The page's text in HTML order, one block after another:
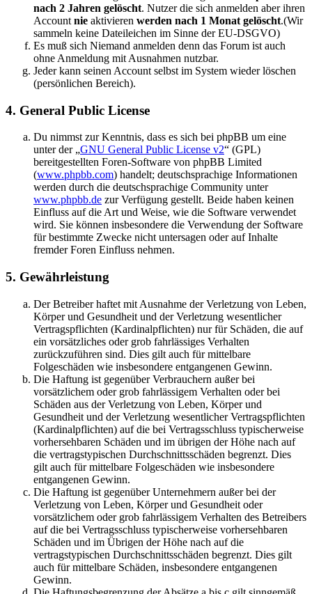
nach 2 Jahren gelöscht. Nutzer die sich anmelden aber ihren
Account nie aktivieren werden nach 1 Monat gelöscht.(Wir
sammeln keine Dateileichen im Sinne der EU-DSGVO)
Es muß sich Niemand anmelden denn das Forum ist auch
ohne Anmeldung mit Ausnahmen nutzbar.
Jeder kann seinen Account selbst im System wieder löschen
(persönlichen Bereich).
4. General Public License
Du nimmst zur Kenntnis, dass es sich bei phpBB um eine
unter der „GNU General Public License v2“ (GPL)
bereitgestellten Foren-Software von phpBB Limited
(www.phpbb.com) handelt; deutschsprachige Informationen
werden durch die deutschsprachige Community unter
www.phpbb.de zur Verfügung gestellt. Beide haben keinen
Einfluss auf die Art und Weise, wie die Software verwendet
wird. Sie können insbesondere die Verwendung der Software
für bestimmte Zwecke nicht untersagen oder auf Inhalte
fremder Foren Einfluss nehmen.
5. Gewährleistung
Der Betreiber haftet mit Ausnahme der Verletzung von Leben,
Körper und Gesundheit und der Verletzung wesentlicher
Vertragspflichten (Kardinalpflichten) nur für Schäden, die auf
ein vorsätzliches oder grob fahrlässiges Verhalten
zurückzuführen sind. Dies gilt auch für mittelbare
Folgeschäden wie insbesondere entgangenen Gewinn.
Die Haftung ist gegenüber Verbrauchern außer bei
vorsätzlichem oder grob fahrlässigem Verhalten oder bei
Schäden aus der Verletzung von Leben, Körper und
Gesundheit und der Verletzung wesentlicher Vertragspflichten
(Kardinalpflichten) auf die bei Vertragsschluss typischerweise
vorhersehbaren Schäden und im übrigen der Höhe nach auf
die vertragstypischen Durchschnittsschäden begrenzt. Dies
gilt auch für mittelbare Folgeschäden wie insbesondere
entgangenen Gewinn.
Die Haftung ist gegenüber Unternehmern außer bei der
Verletzung von Leben, Körper und Gesundheit oder
vorsätzlichem oder grob fahrlässigem Verhalten des Betreibers
auf die bei Vertragsschluss typischerweise vorhersehbaren
Schäden und im Übrigen der Höhe nach auf die
vertragstypischen Durchschnittsschäden begrenzt. Dies gilt
auch für mittelbare Schäden, insbesondere entgangenen
Gewinn.